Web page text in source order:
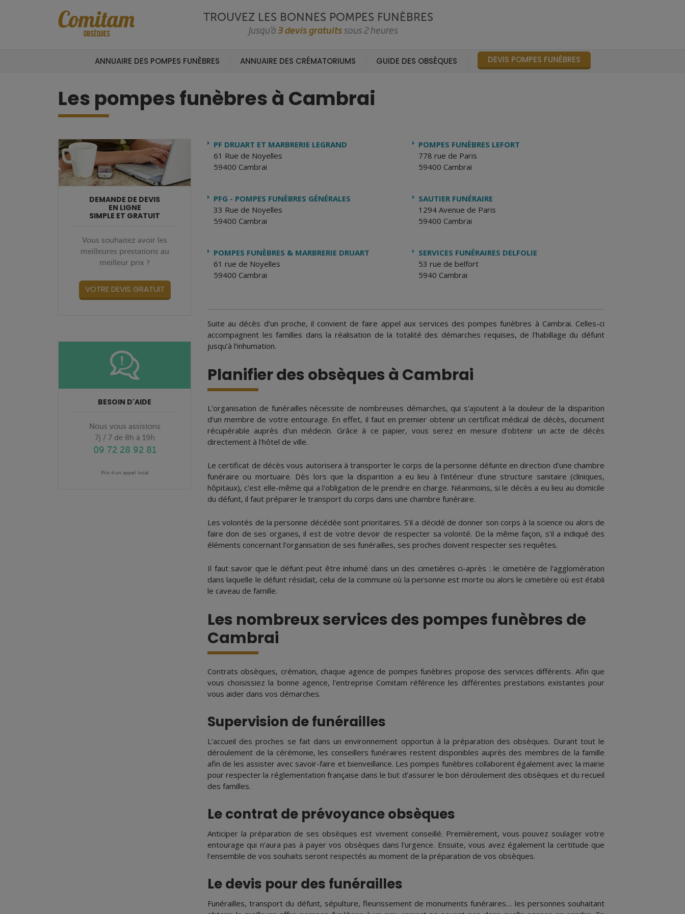
TROUVEZ LES BONNES POMPES FUNÈBRES
Jusqu’à3 devis gratuitssous 2 heures
ANNUAIRE DES POMPES FUNÈBRES ANNUAIRE DES CRÉMATORIUMS GUIDE DES OBSÈQUES DEVIS POMPES FUNÈBRES
Les pompes funèbres à Cambrai
Suite au décès d'un proche, il convient de faire appel aux services des pompes funèbres à Cambrai. Celles-ci
accompagnent les familles dans la réalisation de la totalité des démarches requises, de l'habillage du défunt
jusqu’à l’inhumation.
Planifier des obsèques à Cambrai
L'organisation de funérailles nécessite de nombreuses démarches, qui s'ajoutent à la douleur de la disparition
d'un membre de votre entourage. En effet, il faut en premier obtenir un certificat médical de décès, document
récupérable auprès d'un médecin. Grâce à ce papier, vous serez en mesure d'obtenir un acte de décès
directement à l'hôtel de ville.
Le certificat de décès vous autorisera à transporter le corps de la personne défunte en direction d'une chambre
funéraire ou mortuaire. Dès lors que la disparition a eu lieu à l'intérieur d'une structure sanitaire (cliniques,
hôpitaux), c'est elle-même qui a l'obligation de le prendre en charge. Néanmoins, si le décès a eu lieu au domicile
du défunt, il faut préparer le transport du corps dans une chambre funéraire.
Les volontés de la personne décédée sont prioritaires. S'il a décidé de donner son corps à la science ou alors de
faire don de ses organes, il est de votre devoir de respecter sa volonté. De la même façon, s’il a indiqué des
éléments concernant l'organisation de ses funérailles, ses proches doivent respecter ses requêtes.
Il faut savoir que le défunt peut être inhumé dans un des cimetières ci-après : le cimetière de l'agglomération
dans laquelle le défunt résidait, celui de la commune où la personne est morte ou alors le cimetière où est établi
le caveau de famille.
Les nombreux services des pompes funèbres de
Cambrai
Contrats obsèques, crémation, chaque agence de pompes funèbres propose des services différents. Afin que
vous choisissiez la bonne agence, l'entreprise Comitam référence les différentes prestations existantes pour
vous aider dans vos démarches.
Supervision de funérailles
L’accueil des proches se fait dans un environnement opportun à la préparation des obsèques. Durant tout le
déroulement de la cérémonie, les conseillers funéraires restent disponibles auprès des membres de la famille
afin de les assister avec savoir-faire et bienveillance. Les pompes funèbres collaborent également avec la mairie
pour respecter la réglementation française dans le but d'assurer le bon déroulement des obsèques et du recueil
des familles.
Le contrat de prévoyance obsèques
Anticiper la préparation de ses obsèques est vivement conseillé. Premièrement, vous pouvez soulager votre
entourage qui n’aura pas à payer vos obsèques dans l'urgence. Ensuite, vous avez également la certitude que
l'ensemble de vos souhaits seront respectés au moment de la préparation de vos obsèques.
Le devis pour des funérailles
Funérailles, transport du défunt, sépulture, fleurissement de monuments funéraires… les personnes souhaitant
PF DRUART ET MARBRERIE LEGRAND
61 Rue de Noyelles
59400 Cambrai
PFG - POMPES FUNÈBRES GÉNÉRALES
33 Rue de Noyelles
59400 Cambrai
POMPES FUNÈBRES & MARBRERIE DRUART
61 rue de Noyelles
59400 Cambrai
POMPES FUNÈBRES LEFORT
778 rue de Paris
59400 Cambrai
SAUTIER FUNÉRAIRE
1294 Avenue de Paris
59400 Cambrai
SERVICES FUNÉRAIRES DELFOLIE
53 rue de belfort
5940 Cambrai
DEMANDE DE DEVIS
EN LIGNE
SIMPLE ET GRATUIT
Vous souhaitez avoir les
meilleures prestations au
meilleur prix ?
VOTRE DEVIS GRATUIT
BESOIN D'AIDE
Nous vous assistons
7j / 7 de 8h à 19h
09 72 28 92 81
Prix d'un appel local